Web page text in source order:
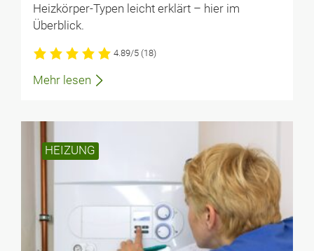
Heizkörper-Typen leicht erklärt – hier im
Überblick.
4.89/5 (18)
Mehr lesen
HEIZUNG